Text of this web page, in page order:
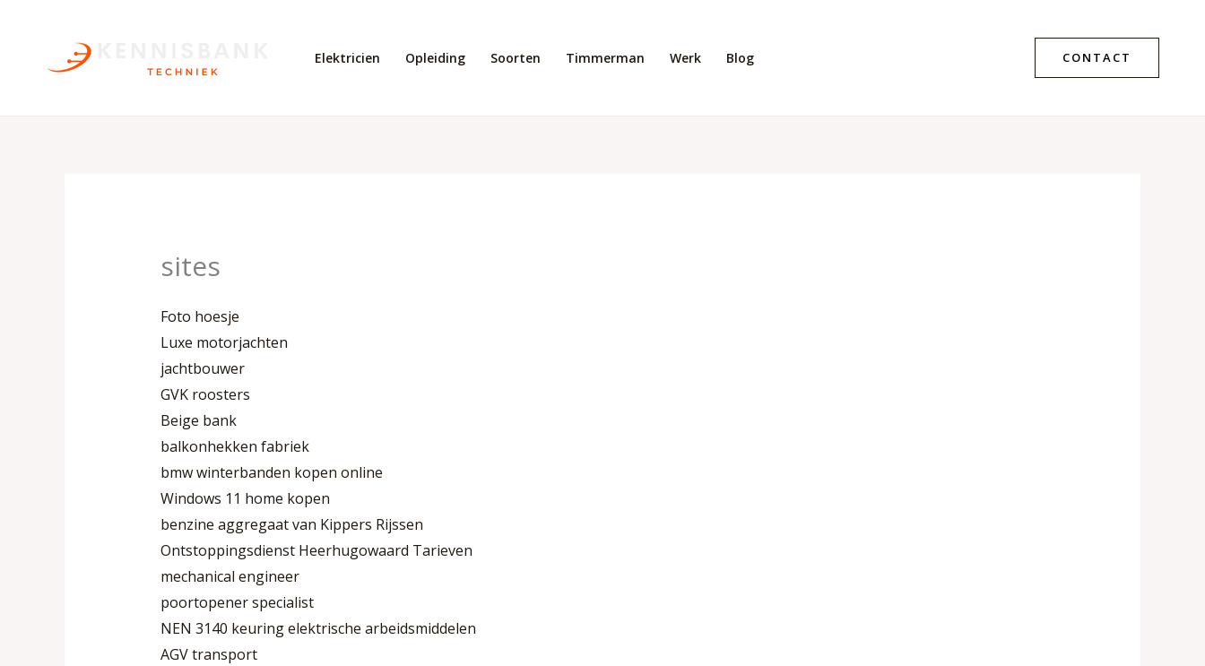
content
Elektricien Opleiding Soorten Timmerman Werk Blog CONTACT
sites
Foto hoesje
Luxe motorjachten
jachtbouwer
GVK roosters
Beige bank
balkonhekken fabriek
bmw winterbanden kopen online
Windows 11 home kopen
benzine aggregaat van Kippers Rijssen
Ontstoppingsdienst Heerhugowaard Tarieven
mechanical engineer
poortopener specialist
NEN 3140 keuring elektrische arbeidsmiddelen
AGV transport